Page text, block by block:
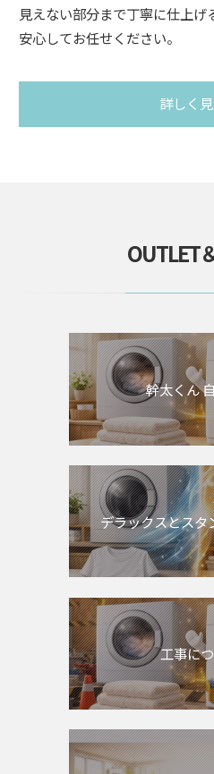
見えない部分まで丁寧に仕上げ
安心してお任せください。
詳しく
OUTLET
幹太くん
デラックスとスタ
工事に